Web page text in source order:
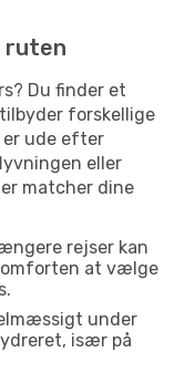
ruten
Du finder et
forskellige
er ude efter
eller
matcher dine
rejser kan
at vælge
under
især på